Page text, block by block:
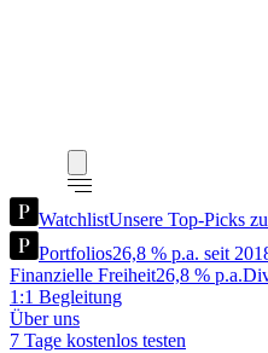
WatchlistUnsere Top-Picks
Portfolios26,8 % p.a. seit
Finanzielle Freiheit26,8 % p.a.
1:1 Begleitung
Über uns
7 Tage kostenlos testen